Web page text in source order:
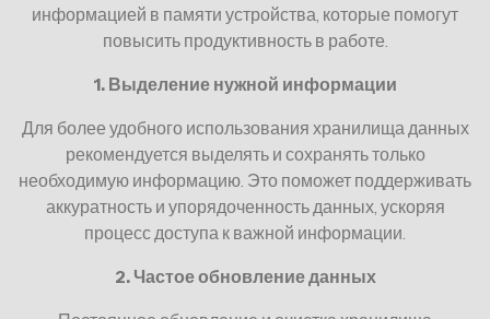
информацией в памяти устройства, которые помогут
повысить продуктивность в работе.
1. Выделение нужной информации
Для более удобного использования хранилища данных
рекомендуется выделять и сохранять только
необходимую информацию. Это поможет поддерживать
аккуратность и упорядоченность данных, ускоряя
процесс доступа к важной информации.
2. Частое обновление данных